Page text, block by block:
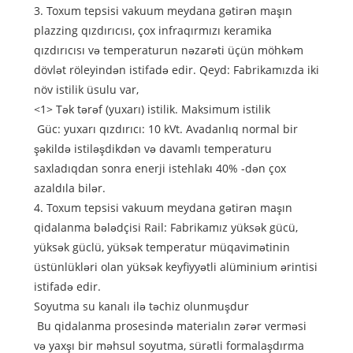
3. Toxum tepsisi vakuum meydana gətirən maşın
plazzing qızdırıcısı, çox infraqırmızı keramika
qızdırıcısı və temperaturun nəzarəti üçün möhkəm
dövlət röleyindən istifadə edir. Qeyd: Fabrikamızda iki
növ istilik üsulu var,
<1> Tək tərəf (yuxarı) istilik. Maksimum istilik
Güc: yuxarı qızdırıcı: 10 kVt. Avadanlıq normal bir
şəkildə istiləşdikdən və davamlı temperaturu
saxladıqdan sonra enerji istehlakı 40% -dən çox
azaldıla bilər.
4. Toxum tepsisi vakuum meydana gətirən maşın
qidalanma bələdçisi Rail: Fabrikamız yüksək gücü,
yüksək güclü, yüksək temperatur müqavimətinin
üstünlükləri olan yüksək keyfiyyətli alüminium ərintisi
istifadə edir.
Soyutma su kanalı ilə təchiz olunmuşdur
Bu qidalanma prosesində materialın zərər verməsi
və yaxşı bir məhsul soyutma, sürətli formalaşdırma